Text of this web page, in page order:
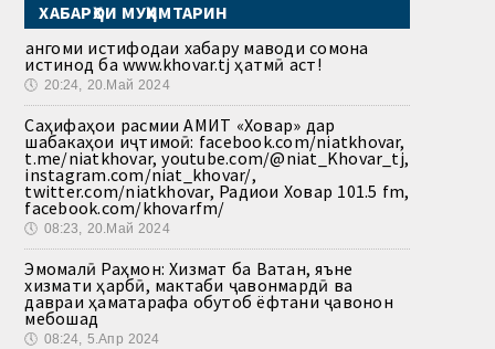
ХАБАРҲОИ МУҲИМТАРИН
Ҳангоми истифодаи хабару маводи сомона
истинод ба www.khovar.tj ҳатмӣ аст!
🕔 20:24, 20.Май 2024
Саҳифаҳои расмии АМИТ «Ховар» дар
шабакаҳои иҷтимоӣ: facebook.com/niatkhovar,
t.me/niatkhovar, youtube.com/@niat_Khovar_tj,
instagram.com/niat_khovar/,
twitter.com/niatkhovar, Радиои Ховар 101.5 fm,
facebook.com/khovarfm/
🕔 08:23, 20.Май 2024
Эмомалӣ Раҳмон: Хизмат ба Ватан, яъне
хизмати ҳарбӣ, мактаби ҷавонмардӣ ва
давраи ҳаматарафа обутоб ёфтани ҷавонон
мебошад
🕔 08:24, 5.Апр 2024